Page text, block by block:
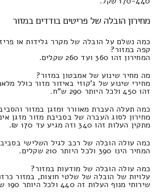
מחירון הובלה של פריטים בודדים במזור
כמה נשלם על הובלה של מקרר גלידות או
קפה במזור?
המחירון זהו 360 ועד 260 שקלים.
מה מחיר שינוע של אמבטון במזור?
מחירי שינוע של ג'קוזי באיזור מזור כולל
זהו 450 ולכל היותר 290 ש"ח.
כמה תעלה העברת מאוורר ומזגן במזור
מחירון לסוג העברה של בסביבת מזור מזגן
מתקין העלות זהו 340 וזה מגיע עד 170 ₪.
כמה עולה הובלה של רכב לגיל השלישי
המחיר הינו 390 ולכל היותר 210 שקלים.
כמה עולה הובלה של מודעות במזור?
עלויות של הובלה של שלטי חוצות, במזור
שירותי מנוף העלות זה 440 ולכל היותר 190 שקל.